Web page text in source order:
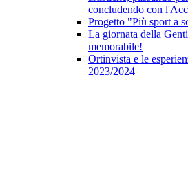
concludendo con
Progetto "Più sport a
La giornata della
memorabile!
Ortinvista e le
2023/2024